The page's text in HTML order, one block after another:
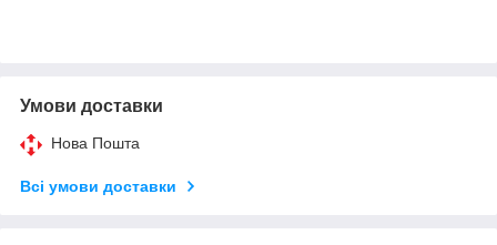
Умови доставки
Нова Пошта
Всі умови доставки